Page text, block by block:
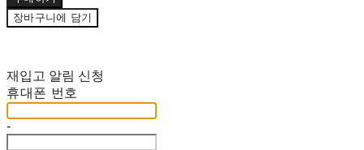
장바구니에 담기
재입고 알림 신청
휴대폰 번호
-